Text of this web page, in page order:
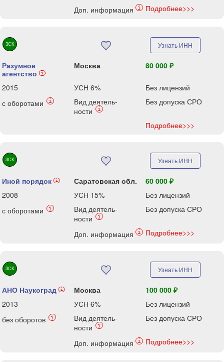
Доп. информация i Подробнее>>>
ЗСК Узнать ИНН
Разумное
агентство i
Москва 80 000 ₽
2015 УСН 6%
Без лицензий
с оборотами
i
Вид деятель-
ности
i
Без допуска СРО
Подробнее>>>
ЗСК Узнать ИНН
Иной порядок i Саратовская обл.
60 000 ₽
2008
УСН 15%
Без лицензий
с оборотами
i
Вид деятель-
ности
i
Без допуска СРО
Доп. информация i Подробнее>>>
ЗСК Узнать ИНН
АНО Наукоград i Москва
100 000 ₽
2013
УСН 6%
Без лицензий
без оборотов
i
Вид деятель-
ности
i
Без допуска СРО
Доп. информация i Подробнее>>>